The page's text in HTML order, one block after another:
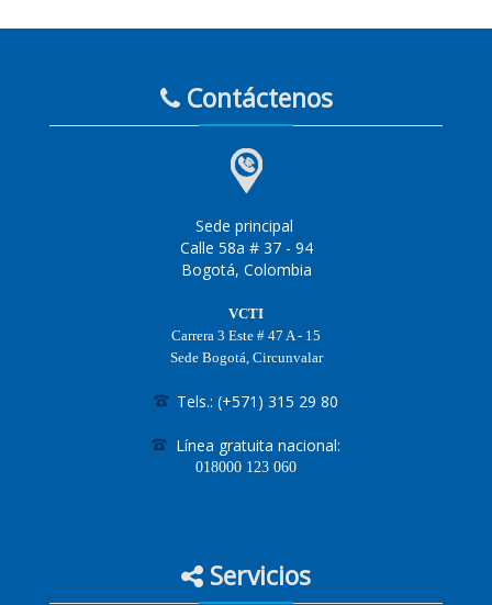
Contáctenos
Sede principal
Calle 58a # 37 - 94
Bogotá, Colombia
VCTI
Carrera 3 Este # 47 A - 15
Sede Bogotá, Circunvalar
Tels.: (+571) 315 29 80
Línea gratuita nacional:
018000 123 060
Servicios